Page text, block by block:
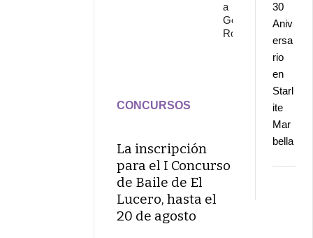
a
Gonzalo
Rojo
CONCURSOS
La inscripción
para el I Concurso
de Baile de El
Lucero, hasta el
20 de agosto
30
Aniv
ersa
rio
en
Starl
ite
Mar
bella